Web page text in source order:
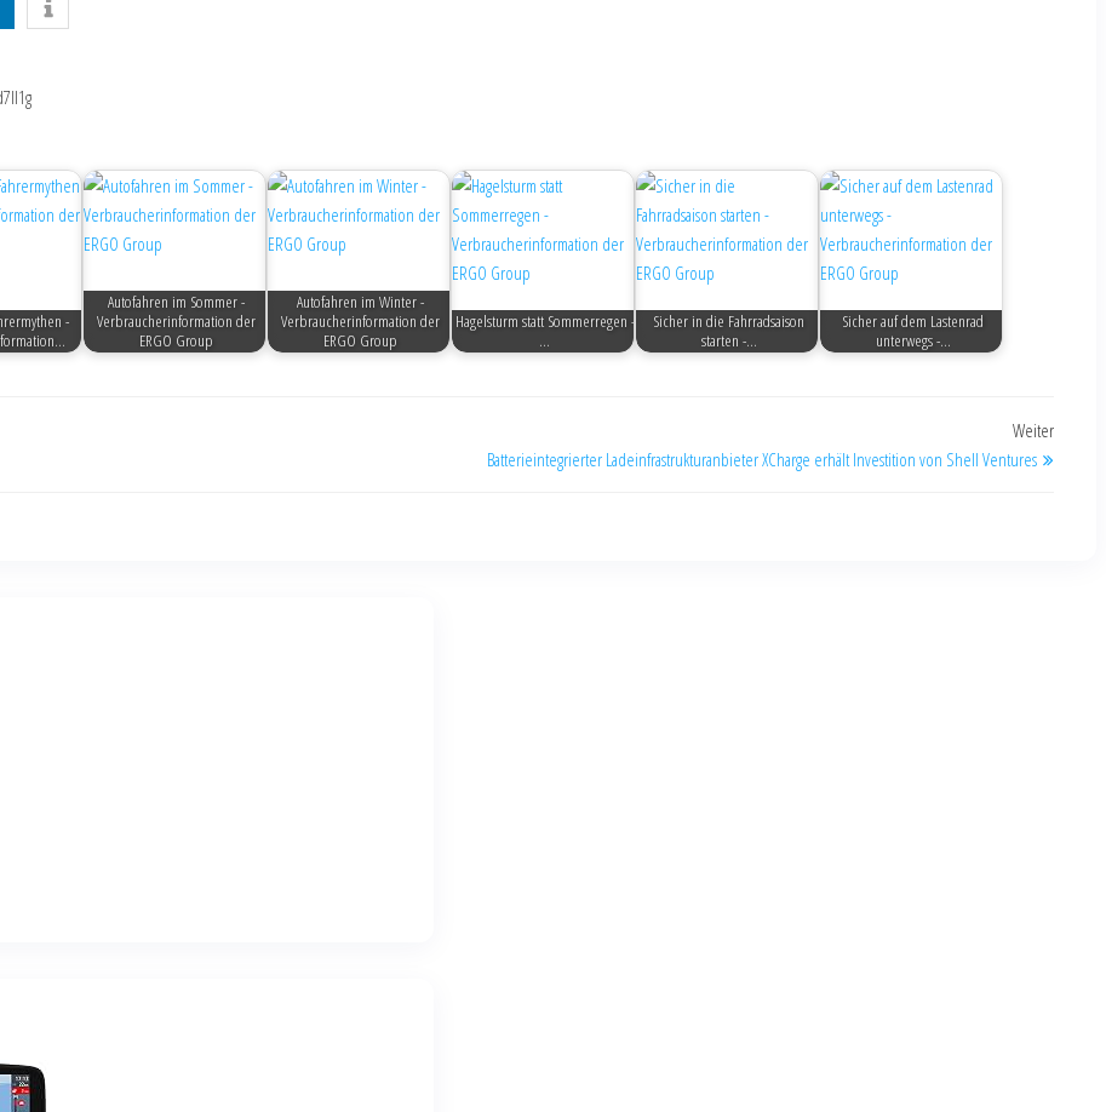
-
Autofahren im Sommer -
Verbraucherinformation der
ERGO Group
Autofahren im Winter -
Verbraucherinformation der
ERGO Group
Hagelsturm statt Sommerregen -
…
Sicher in die Fahrradsaison
starten -…
Sicher auf dem Lastenrad
unterwegs -…
Weiter
Batterieintegrierter Ladeinfrastrukturanbieter XCharge erhält Investition von Shell Ventures